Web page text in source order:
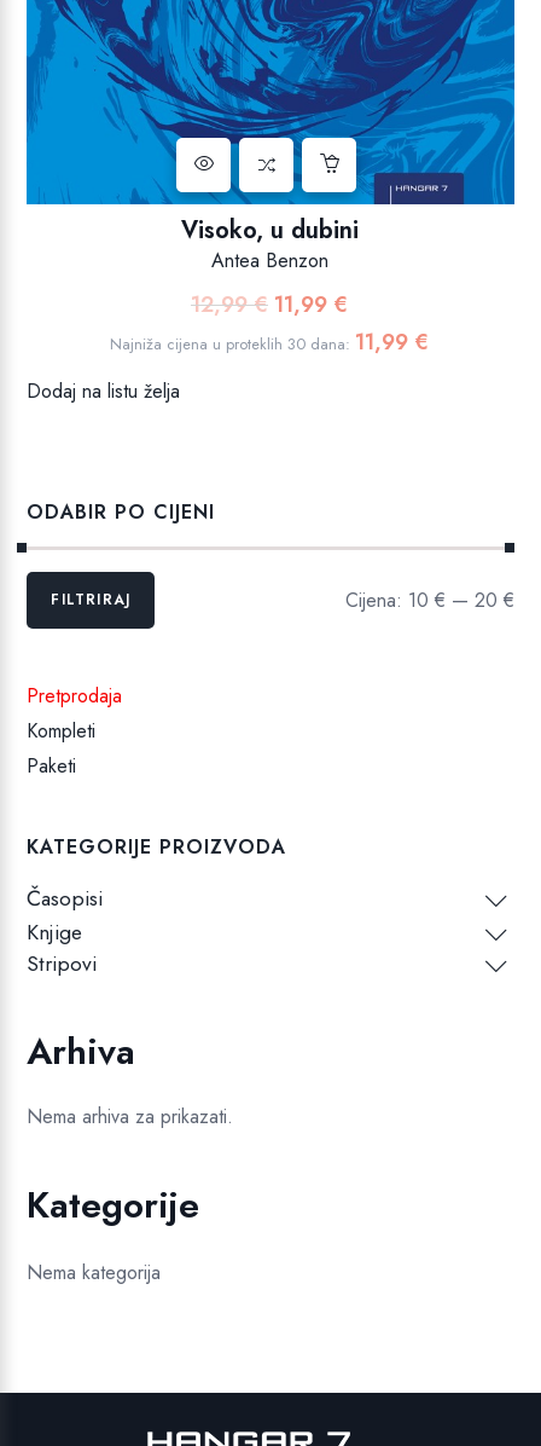
Visoko, u dubini
Antea Benzon
12,99€ Izvorna
cijena
11,99 €
cijena
Najniža cijena u proteklih 30 dana: 11,99 €
Dodaj na listu želja
ODABIR PO CIJENI
Min
MaksFILTRIRAJ Cijena: 10 € — 20 €
Pretprodaja
Kompleti
Paketi
KATEGORIJE PROIZVODA
Časopisi
Knjige
Stripovi
Arhiva
Nema arhiva za prikazati.
Kategorije
Nema kategorija